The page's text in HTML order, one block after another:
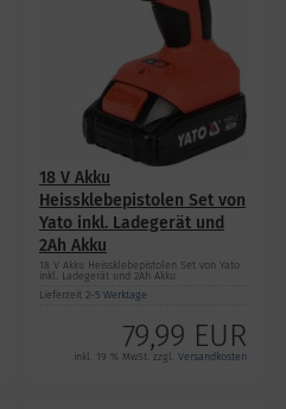
18 V Akku
Heissklebepistolen Set von
Yato inkl. Ladegerät und
2Ah Akku
18 V Akku Heissklebepistolen Set von Yato
inkl. Ladegerät und 2Ah Akku
Lieferzeit 2-5 Werktage
79,99 EUR
inkl. 19 % MwSt. zzgl. Versandkosten